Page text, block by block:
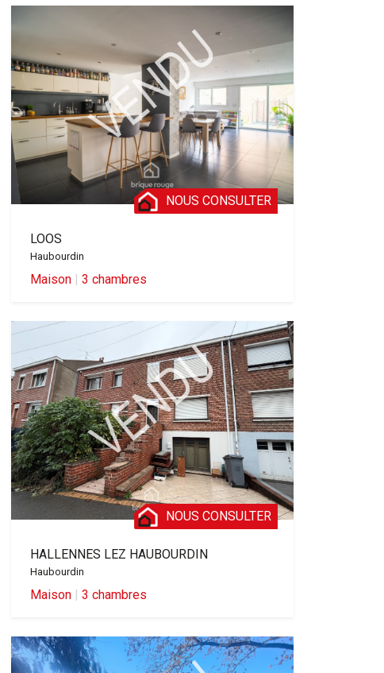
NOUS CONSULTER
LOOS
Haubourdin
Maison | 3 chambres
NOUS CONSULTER
HALLENNES LEZ HAUBOURDIN
Haubourdin
Maison | 3 chambres